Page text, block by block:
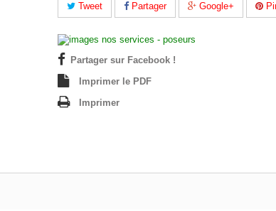
Tweet Partager Google+
Partager sur Facebook !
Imprimer le PDF
Imprimer